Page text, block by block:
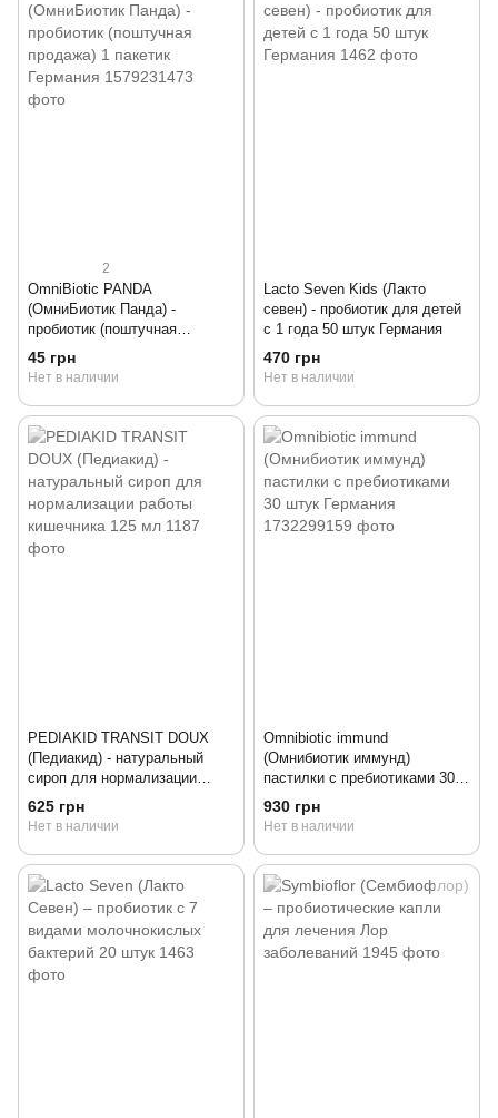
2
OmniBiotic PANDA
(ОмниБиотик Панда) -
пробиотик (поштучная
продажа) 1 пакетик Германия
45 грн
Нет в наличии
Lacto Seven Kids (Лакто
севен) - пробиотик для детей
с 1 года 50 штук Германия
470 грн
Нет в наличии
PEDIAKID TRANSIT DOUX
(Педиакид) - натуральный
сироп для нормализации
работы кишечника 125 мл
625 грн
Нет в наличии
Omnibiotic immund
(Омнибиотик иммунд)
пастилки с пребиотиками 30
штук Германия
930 грн
Нет в наличии